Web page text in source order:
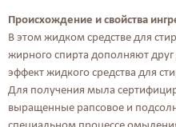
Происхождение и свойства
В этом жидком средстве для
жирного спирта дополняют
эффект жидкого средства для
Для получения мыла
выращенные рапсовое и